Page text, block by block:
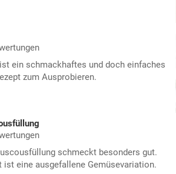
ein schmackhaftes und doch einfaches
zum Ausprobieren.
schmeckt besonders gut.
ist eine ausgefallene Gemüsevariation.